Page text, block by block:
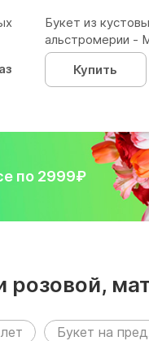
Букет из
альстромерии -
Купить
по 2999₽
розовой,
Букет на